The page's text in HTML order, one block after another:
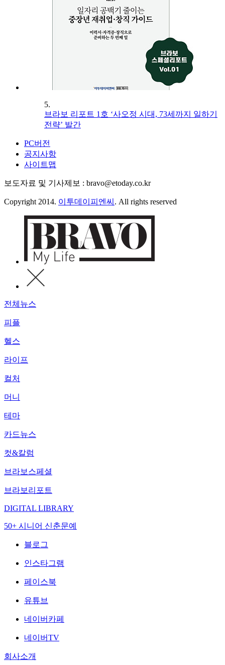
5.
브라보 리포트 1호 ‘사오정 시대, 73세까지 일하기
전략’ 발간
PC버전
공지사항
사이트맵
보도자료 및 기사제보 : bravo@etoday.co.kr
Copyright 2014. 이투데이피엔씨 . All rights reserved
전체뉴스
피플
헬스
라이프
컬처
머니
테마
카드뉴스
컷&칼럼
브라보스페셜
브라보리포트
DIGITAL LIBRARY
50+ 시니어 신춘문예
블로그
인스타그램
페이스북
유튜브
네이버카페
네이버TV
회사소개